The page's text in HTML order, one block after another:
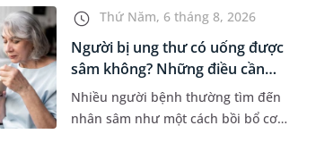
niệu hơn nam giới. Tùy theo
nguyên nhân, mức độ nhiễm trùng
và...
Thứ Năm, 6 tháng 8, 2026
Người bị ung thư có uống được
sâm không? Những điều cần
b...
Nhiều người bệnh thường tìm đến
nhân sâm như một cách bồi bổ cơ